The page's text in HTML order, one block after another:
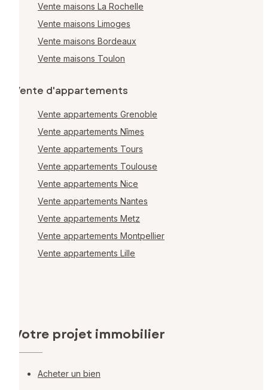
Vente maisons La Rochelle
Vente maisons Limoges
Vente maisons Bordeaux
Vente maisons Toulon
Vente d'appartements
Vente appartements Grenoble
Vente appartements Nîmes
Vente appartements Tours
Vente appartements Toulouse
Vente appartements Nice
Vente appartements Nantes
Vente appartements Metz
Vente appartements Montpellier
Vente appartements Lille
Votre projet immobilier
Acheter un bien